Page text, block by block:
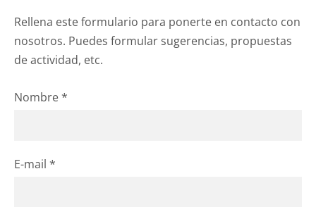
Rellena este formulario para ponerte en contacto con
nosotros. Puedes formular sugerencias, propuestas
de actividad, etc.
Nombre *
E-mail *